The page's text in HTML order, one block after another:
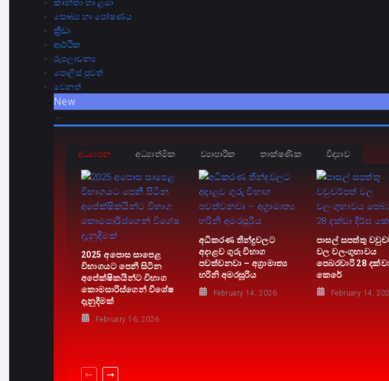
කාන්තා හා ළමා
සෞඛ්‍ය හා පෝෂණය
ක්‍රීඩා
ආර්ථික
රුපලාවන්‍ය
පොලිස් පුවත්
වෙනත්
New
අධ්‍යාපන අධ්‍යාත්මික ව්‍යාපාරික තාක්ෂණික විද්‍යාව
2025 අපොස සාපෙළ
විභාගයට පෙනී සිටින
අපේක්ෂිකයින්ට විභාග
කොමසාරිස්ගෙන් විශේෂ
දැනුදීමක්
February 16, 2026
අධිකරණ තීන්දුවලට
අදාළව ගුරු විභාග
පවත්වනවා – අග්‍රාමාත්‍ය
හරිනි අමරසූරිය
February 14, 2026
පාසල් සපත්තු
වල වලංගුභාවය
පෙබරවාරි 28
කෙරේ
February 14,